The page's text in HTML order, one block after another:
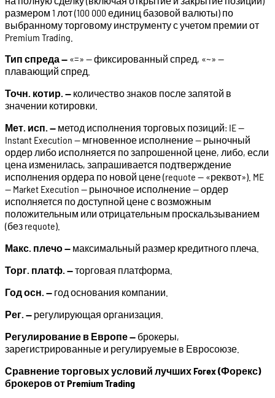
размером 1 лот (100 000 единиц базовой валюты) по
выбранному торговому инструменту с учетом премии от
Premium Trading.
Тип спреда — «=» — фиксированный спред, «~» —
плавающий спред.
Точн. котир. — количество знаков после запятой в
значении котировки.
Мет. исп. — метод исполнения торговых позиций: IE —
Instant Execution — мгновенное исполнение — рыночный
ордер либо исполняется по запрошенной цене, либо, если
цена изменилась, запрашивается подтверждение
исполнения ордера по новой цене (requote — «реквот»). ME
— Market Execution — рыночное исполнение — ордер
исполняется по доступной цене с возможным
положительным или отрицательным проскальзыванием
(без requote).
Макс. плечо — максимальный размер кредитного плеча.
Торг. платф. —торговая платформа.
Год осн. — год основания компании.
Рег. — регулирующая организация.
Регулирование в Европе — брокеры,
зарегистрированные и регулируемые в Евросоюзе.
Сравнение торговых условий лучшихForex (Форекс)
брокеров отPremiumTrading